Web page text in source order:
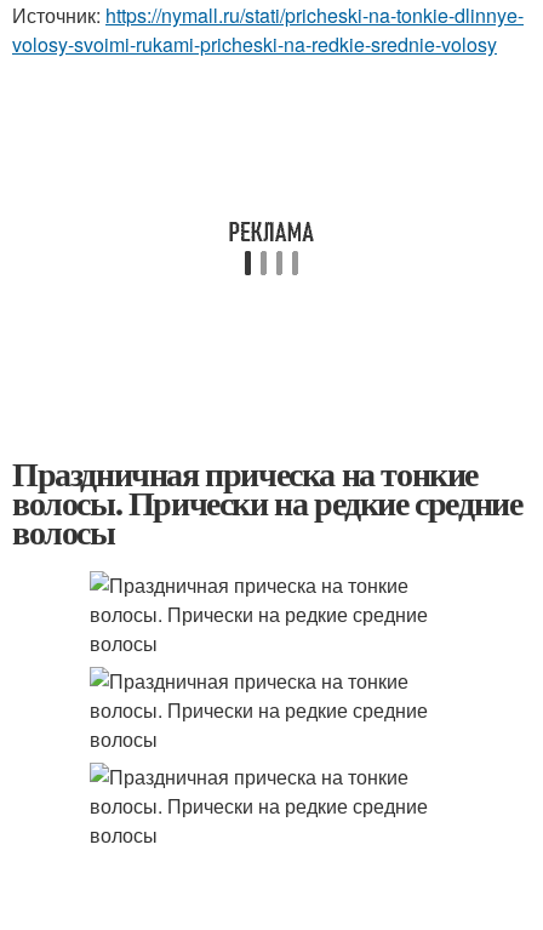
Источник: https://nymall.ru/stati/pricheski-na-tonkie-dlinnye-
volosy-svoimi-rukami-pricheski-na-redkie-srednie-volosy
Праздничная прическа на тонкие
волосы. Прически на редкие средние
волосы